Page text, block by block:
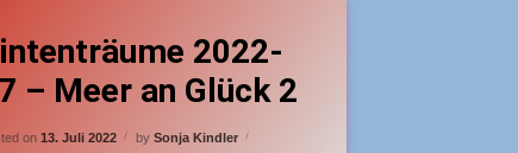
2022-
– Meer an Glück 2
on13. Juli 2022 bySonja Kindler